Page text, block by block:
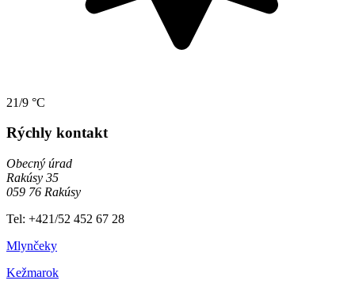
21/9 °C
Rýchly kontakt
Obecný úrad
Rakúsy 35
059 76 Rakúsy
Tel: +421/52 452 67 28
Mlynčeky
Kežmarok